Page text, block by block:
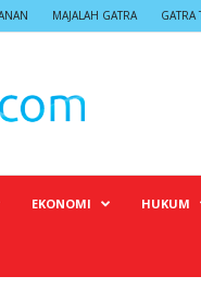
MAJALAH GATRA GATRA
EKONOMI HUKUM